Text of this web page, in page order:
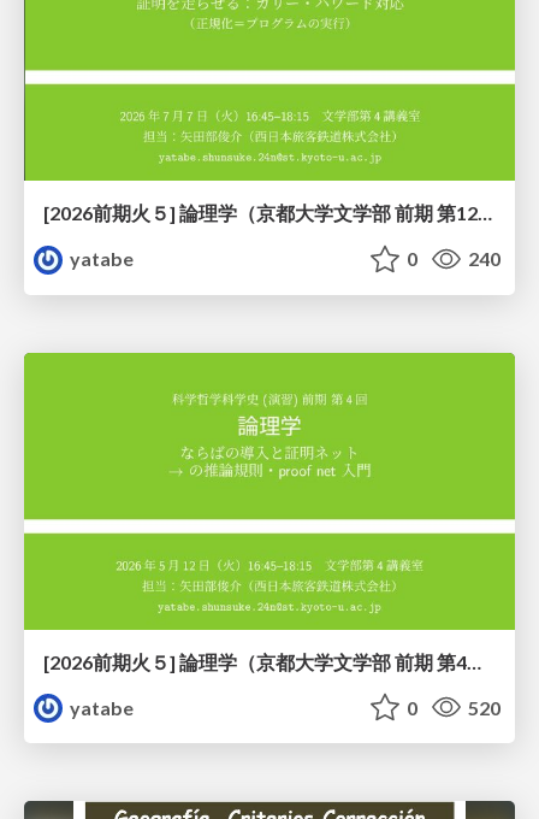
[2026前期火５] 論理学（京都大学文学部 前期 第12回）「証明を走らせる：カリー・ハワード対応」
yatabe
0 240
yatabe
0 520